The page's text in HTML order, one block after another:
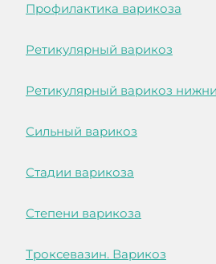
Профилактика варикоза
Ретикулярный варикоз
Ретикулярный варикоз
Сильный варикоз
Стадии варикоза
Степени варикоза
Троксевазин. Варикоз